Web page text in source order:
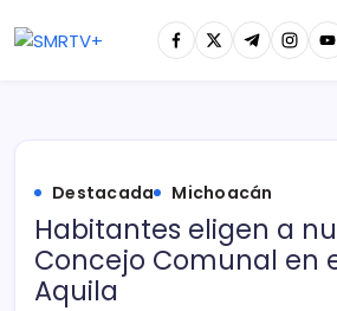
Destacada Michoacán
Habitantes eligen a
Concejo Comunal en
Aquila